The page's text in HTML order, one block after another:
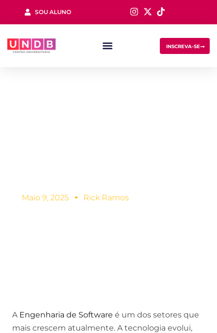
SOU ALUNO
INSCREVA-SE
Maio 9, 2025 Rick Ramos
A Engenharia de Software é um dos setores que
mais crescem atualmente. A tecnologia evolui,